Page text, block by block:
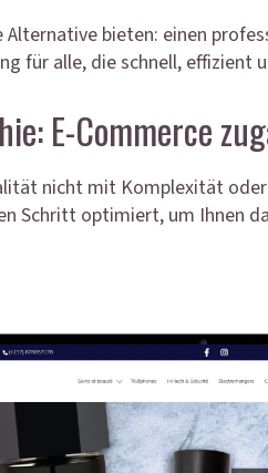
bieten: einen
für alle, die schnell, effizient
E-Commerce
nicht mit Komplexität
Schritt optimiert, um Ihnen